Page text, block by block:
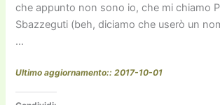
che appunto non sono io, che mi chiamo
Sbazzeguti (beh, diciamo che userò un
…
Ultimo aggiornamento:: 2017-10-01